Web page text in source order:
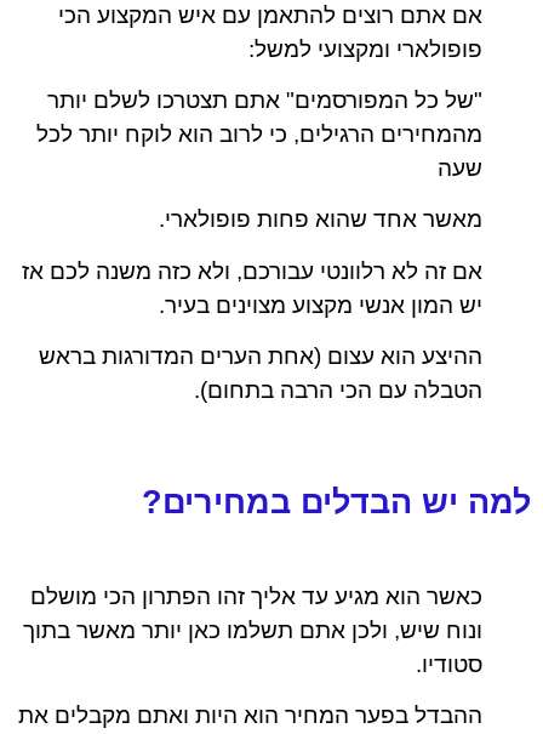
אם אתם רוצים להתאמן עם איש המקצוע הכי
פופולארי ומקצועי למשל:
"של כל המפורסמים" אתם תצטרכו לשלם יותר
מהמחירים הרגילים, כי לרוב הוא לוקח יותר לכל
שעה
מאשר אחד שהוא פחות פופולארי.
אם זה לא רלוונטי עבורכם, ולא כזה משנה לכם אז
יש המון אנשי מקצוע מצוינים בעיר.
ההיצע הוא עצום (אחת הערים המדורגות בראש
הטבלה עם הכי הרבה בתחום).
למה יש הבדלים במחירים?
כאשר הוא מגיע עד אליך זהו הפתרון הכי מושלם
ונוח שיש, ולכן אתם תשלמו כאן יותר מאשר בתוך
סטודיו.
ההבדל בפער המחיר הוא היות ואתם מקבלים את